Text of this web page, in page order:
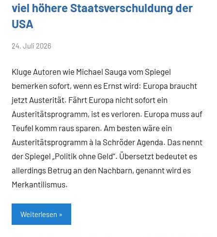
viel höhere Staatsverschuldung der
USA
von
Flassbeck
24. Juli 2026
Kluge Autoren wie Michael Sauga vom Spiegel
bemerken sofort, wenn es Ernst wird: Europa braucht
jetzt Austerität. Fährt Europa nicht sofort ein
Austeritätsprogramm, ist es verloren. Europa muss auf
Teufel komm raus sparen. Am besten wäre ein
Austeritätsprogramm à la Schröder Agenda. Das nennt
der Spiegel „Politik ohne Geld“. Übersetzt bedeutet es
allerdings Betrug an den Nachbarn, genannt wird es
Merkantilismus.
Weiterlesen